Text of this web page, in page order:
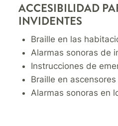
ACCESIBILIDAD
INVIDENTES
Braille en las
Alarmas sonoras de
Instrucciones de
Braille en
Alarmas sonoras en